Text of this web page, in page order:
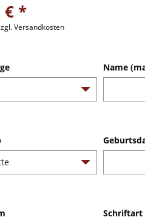
€ *
Versandkosten
Name
Schriftart